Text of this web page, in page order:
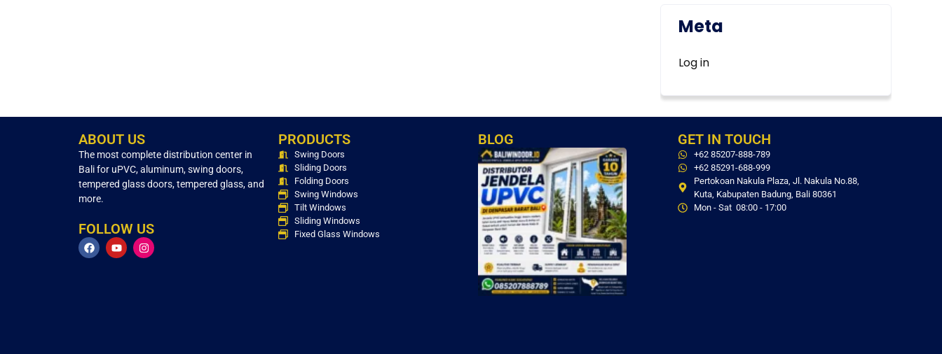
Meta
Log in
ABOUT US
The most complete distribution center in
Bali for uPVC, aluminum, swing doors,
tempered glass doors, tempered glass, and
more.
FOLLOW US
PRODUCTS
Swing Doors
Sliding Doors
Folding Doors
Swing Windows
Tilt Windows
Sliding Windows
Fixed Glass Windows
BLOG GET IN TOUCH
+62 85207-888-789
+62 85291-688-999
Pertokoan Nakula Plaza, Jl. Nakula No.88,
Kuta, Kabupaten Badung, Bali 80361
Mon - Sat 08:00 - 17:00